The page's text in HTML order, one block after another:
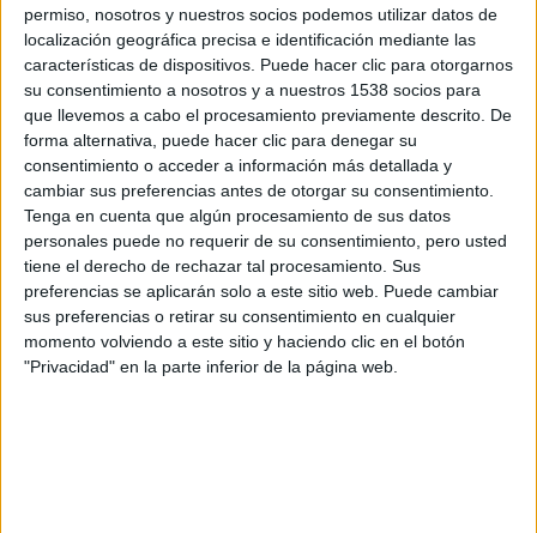
permiso, nosotros y nuestros socios podemos utilizar datos de
localización geográfica precisa e identificación mediante las
características de dispositivos. Puede hacer clic para otorgarnos
su consentimiento a nosotros y a nuestros 1538 socios para
que llevemos a cabo el procesamiento previamente descrito. De
forma alternativa, puede hacer clic para denegar su
consentimiento o acceder a información más detallada y
cambiar sus preferencias antes de otorgar su consentimiento.
Tenga en cuenta que algún procesamiento de sus datos
personales puede no requerir de su consentimiento, pero usted
tiene el derecho de rechazar tal procesamiento. Sus
preferencias se aplicarán solo a este sitio web. Puede cambiar
sus preferencias o retirar su consentimiento en cualquier
momento volviendo a este sitio y haciendo clic en el botón
"Privacidad" en la parte inferior de la página web.
Tráiler y póster español de ‘El
séptimo hijo’, con Jeff Bridges...
David Pérez "Davicine" - 19 noviembre, 2014
Un nuevo póster y otro tráiler de
‘El séptimo hijo’
David Pérez "Davicine" - 1 septiembre, 2014
Cinco nuevos pósters y tráiler de
‘El séptimo hijo’, la adaptación...